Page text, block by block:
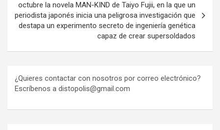
octubre la novela MAN-KIND de Taiyo Fujii, en la que un
periodista japonés inicia una peligrosa investigación que
destapa un experimento secreto de ingeniería genética
capaz de crear supersoldados
¿Quieres contactar con nosotros por correo electrónico?
Escríbenos a distopolis@gmail.com